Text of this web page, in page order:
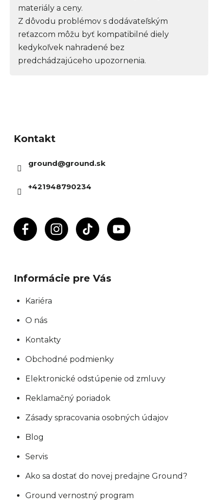
materiály a ceny.
Z dôvodu problémov s dodávateľským
reťazcom môžu byť kompatibilné diely
kedykoľvek nahradené bez
predchádzajúceho upozornenia.
Kontakt
ground@ground.sk
+421948790234
Informácie pre Vás
Kariéra
O nás
Kontakty
Obchodné podmienky
Elektronické odstúpenie od zmluvy
Reklamačný poriadok
Zásady spracovania osobných údajov
Blog
Servis
Ako sa dostať do novej predajne Ground?
Ground vernostný program